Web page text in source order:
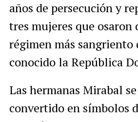
años de persecución y
tres mujeres que osaron
régimen más sangriento
conocido la República
Las hermanas Mirabal
convertido en símbolos